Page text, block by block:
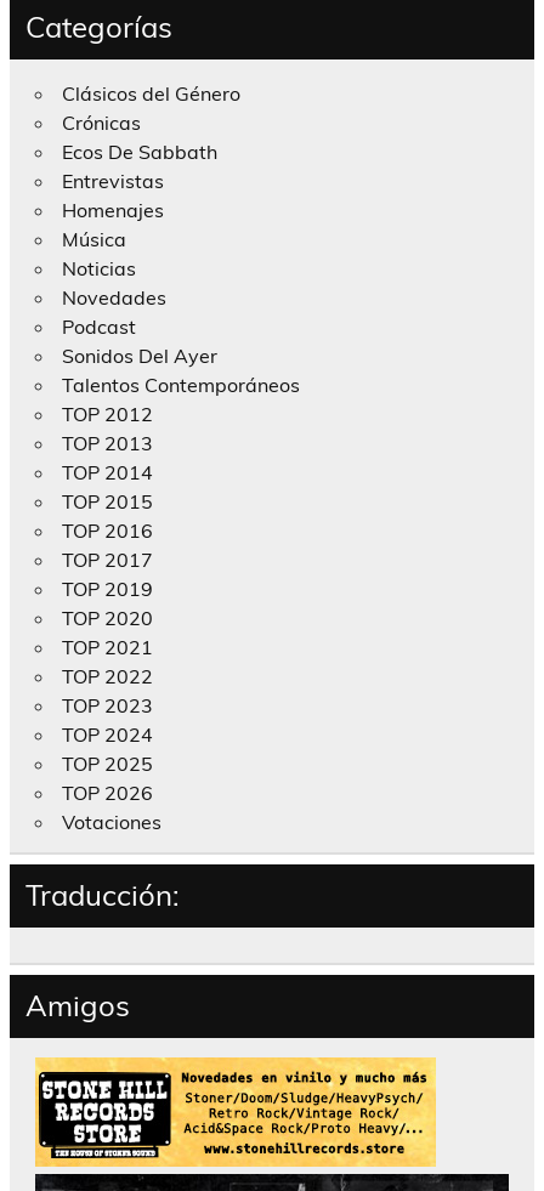
Categorías
Clásicos del Género
Crónicas
Ecos De Sabbath
Entrevistas
Homenajes
Música
Noticias
Novedades
Podcast
Sonidos Del Ayer
Talentos Contemporáneos
TOP 2012
TOP 2013
TOP 2014
TOP 2015
TOP 2016
TOP 2017
TOP 2019
TOP 2020
TOP 2021
TOP 2022
TOP 2023
TOP 2024
TOP 2025
TOP 2026
Votaciones
Traducción:
Amigos